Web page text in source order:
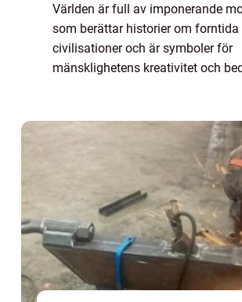
Världen är full av imponerande
som berättar historier om forntida
civilisationer och är symboler för
mänsklighetens kreativitet och